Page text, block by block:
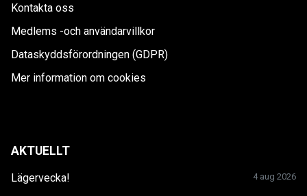
Kontakta oss
Medlems -och användarvillkor
Dataskyddsförordningen (GDPR)
Mer information om cookies
AKTUELLT
Lägervecka! 4 aug 2026